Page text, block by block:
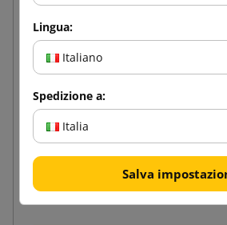
Busta di carta rosa B6
da 0,04 € tasse
Lingua:
Italiano
Spedizione a:
Italia
Salva